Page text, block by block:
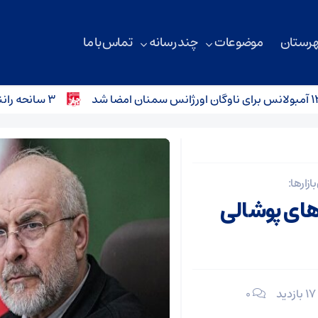
موضوعات چند رسانه تماس با ما
۳ سانحه رانندگی در محورهای استان سمنان؛ کودک ۴ ساله جان باخت
پوشالی
۰